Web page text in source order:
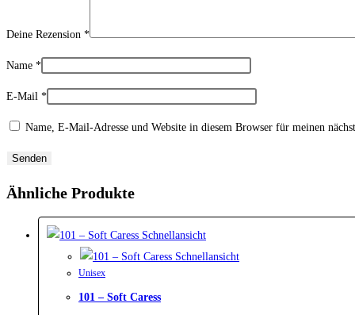
Deine Rezension *
Name *
E-Mail *
Name, E-Mail-Adresse und Website in diesem Browser für meinen
Ähnliche Produkte
Schnellansicht
Schnellansicht
Unisex
101 – Soft Caress